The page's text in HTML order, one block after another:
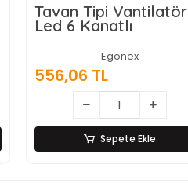
Tavan Tipi Vantilatör
Led 6 Kanatlı
Egonex
556,06 TL
Sepete Ekle